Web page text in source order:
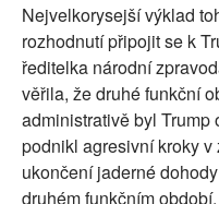
Nejvelkorysejší výklad
rozhodnutí připojit se k
ředitelka národní
věřila, že druhé funkční
administrativě byl
podnikl agresivní kroky
ukončení jaderné
druhém funkčním